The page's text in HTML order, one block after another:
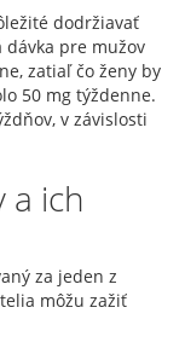
dodržiavať
dávka pre mužov
zatiaľ čo ženy by
50 mg týždenne.
v závislosti
a ich
za jeden z
môžu zažiť